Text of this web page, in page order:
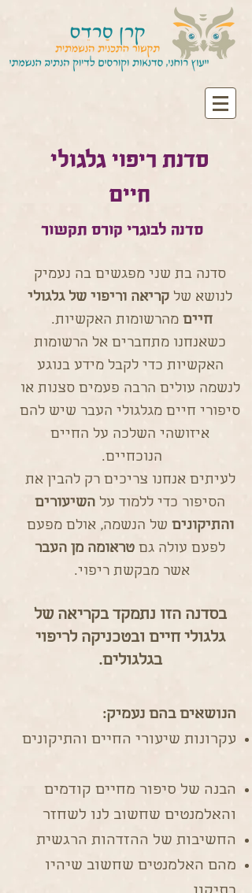
סדנת ריפוי גלגולי
חיים
סדנה לבוגרי קורס תקשור
סדנה בת שני מפגשים בה נעמיק
לנושא של קריאה וריפוי של גלגולי
חיים מהרשומות האקשיות.
כשאנחנו מתחברים אל הרשומות
האקשיות כדי לקבל מידע בנוגע
לנשמה עולים הרבה פעמים סצנות או
סיפורי חיים מגלגולי העבר שיש להם
איזושהי השלכה על החיים
הנוכחיים.
לעיתים אנחנו צריכים רק להבין את
הסיפור כדי ללמוד על השיעורים
והתיקונים של הנשמה, אולם מפעם
לפעם עולה גם טראומה מן העבר
אשר מבקשת ריפוי.
בסדנה הזו נתמקד בקריאה של
גלגולי חיים ובטכניקה לריפוי
בגלגולים.
הנושאים בהם נעמיק:
עקרונות שיעורי החיים והתיקונים
הבנה של סיפור מחיים קודמים
והאלמנטים שחשוב לנו לשחזר
החשיבות של ההזדהות הרגשית
מהם האלמנטים שחשוב שיהיו